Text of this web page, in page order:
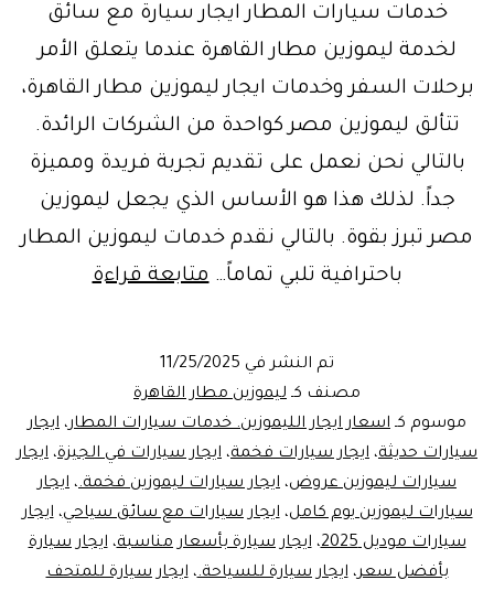
خدمات سيارات المطار ايجار سيارة مع سائق
لخدمة ليموزين مطار القاهرة عندما يتعلق الأمر
برحلات السفر وخدمات ايجار ليموزين مطار القاهرة،
تتألق ليموزين مصر كواحدة من الشركات الرائدة.
بالتالي نحن نعمل على تقديم تجربة فريدة ومميزة
جداً. لذلك هذا هو الأساس الذي يجعل ليموزين
مصر تبرز بقوة. بالتالي نقدم خدمات ليموزين المطار
باحترافية تلبي تماماً…متابعة قراءةخدمات
القاهرة
وتجربة
النقل
الفاخر
تم النشر في 11/25/2025
مصنف كـ ليموزين مطار القاهرة
موسوم كـ اسعار ايجار الليموزين. خدمات سيارات المطار، ايجار
سيارات حديثة، ايجار سيارات فخمة، ايجار سيارات في الجيزة، ايجار
سيارات ليموزين عروض، ايجار سيارات ليموزين فخمة.، ايجار
سيارات ليموزين يوم كامل،ايجار سيارات مع سائق سياحي،ايجار
سيارات موديل 2025
،ايجار سيارة بأسعار مناسبة،ايجار سيارة
بأفضل سعر،ايجار سيارة للسياحة.،ايجار سيارة للمتحف